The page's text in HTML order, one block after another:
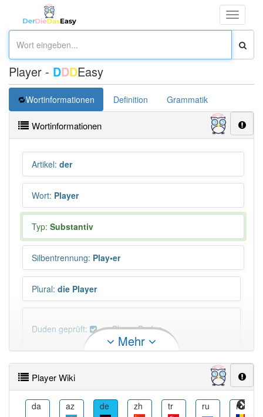
Toggle
Player - DDDEasy
Wortinformationen Definition Grammatik
Wortinformationen
Artikel: der
Wort: Player
Typ: Substantiv
Silbentrennung: Play•er
Plural: die Player
Duden geprüft: Player Duden
PowerIndex:49
Mehr
Player Wiki
da az de zh tr ru ro